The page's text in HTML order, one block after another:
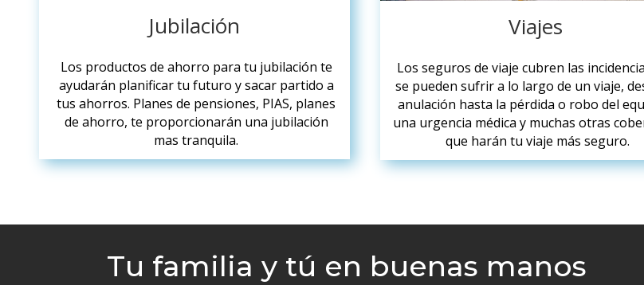
Jubilación
Los productos de ahorro para tu jubilación te
ayudarán planificar tu futuro y sacar partido a
tus ahorros. Planes de pensiones, PIAS, planes
de ahorro, te proporcionarán una jubilación
mas tranquila.
Viajes
Los seguros de viaje cubren las
se pueden sufrir a lo largo de un viaje,
anulación hasta la pérdida o robo del
una urgencia médica y muchas otras
que harán tu viaje más seguro.
Tu familia y tú en buenas manos